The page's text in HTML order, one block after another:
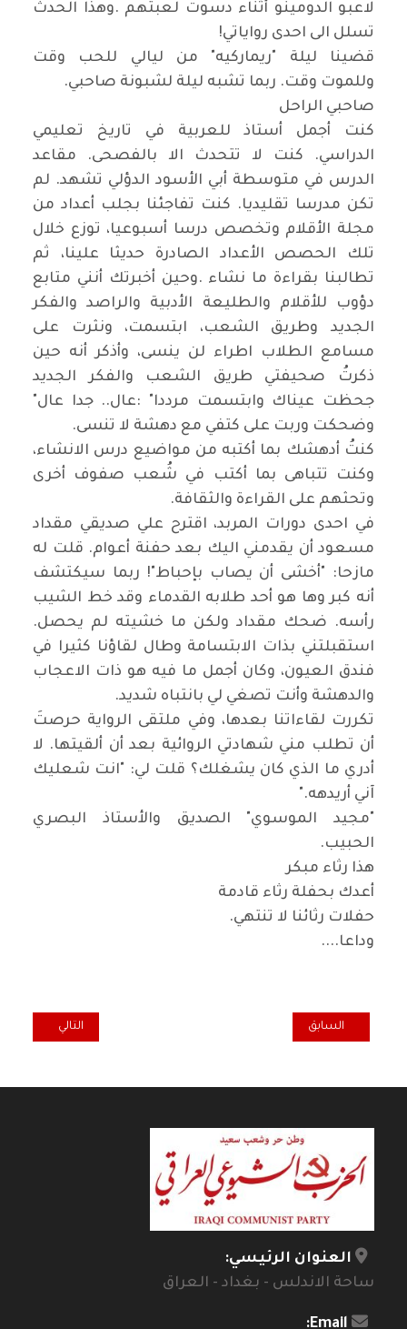
لاعبو الدومينو أثناء دسوت لعبتهم .وهذا الحدث
تسلل الى احدى رواياتي!
قضينا ليلة "ريماركيه" من ليالي للحب وقت
وللموت وقت. ربما تشبه ليلة لشبونة صاحبي.
صاحبي الراحل
كنت أجمل أستاذ للعربية في تاريخ تعليمي
الدراسي. كنت لا تتحدث الا بالفصحى. مقاعد
الدرس في متوسطة أبي الأسود الدؤلي تشهد. لم
تكن مدرسا تقليديا. كنت تفاجئنا بجلب أعداد من
مجلة الأقلام وتخصص درسا أسبوعيا، توزع خلال
تلك الحصص الأعداد الصادرة حديثا علينا، ثم
تطالبنا بقراءة ما نشاء .وحين أخبرتك أنني متابع
دؤوب للأقلام والطليعة الأدبية والراصد والفكر
الجديد وطريق الشعب، ابتسمت، ونثرت على
مسامع الطلاب اطراء لن ينسى، وأذكر أنه حين
ذكرتُ صحيفتي طريق الشعب والفكر الجديد
جحظت عيناك وابتسمت مرددا
: "عال.. جدا عال"
وضحكت وربت على كتفي مع دهشة لا تنسى.
كنتُ أدهشك بما أكتبه من مواضيع درس الانشاء،
وكنت تتباهى بما أكتب في شُعب صفوف أخرى
وتحثهم على القراءة والثقافة.
في احدى دورات المربد، اقترح علي صديقي مقداد
مسعود أن يقدمني اليك بعد حفنة أعوام. قلت له
مازحا: "أخشى أن يصاب بإحباط"! ربما سيكتشف
أنه كبر وها هو أحد طلابه القدماء وقد خط الشيب
رأسه. ضحك مقداد ولكن ما خشيته لم يحصل.
استقبلتني بذات الابتسامة وطال لقاؤنا كثيرا في
فندق العيون، وكان أجمل ما فيه هو ذات الاعجاب
والدهشة وأنت تصغي لي بانتباه شديد.
تكررت لقاءاتنا بعدها، وفي ملتقى الرواية حرصتَ
أن تطلب مني شهادتي الروائية بعد أن ألقيتها. لا
أدري ما الذي كان يشغلك؟ قلت لي: "انت شعليك
آني أريدهه".
مجيد الموسوي" الصديق والأستاذ البصري
الحبيب.
هذا رثاء مبكر
أعدك بحفلة رثاء قادمة
حفلات رثائنا لا تنتهي.
وداعا....
المقال السابق: همسة.. العالم وين .. والعراق وين؟
السابق المقال التالي:
التالي
العنوان الرئيسي:
ساحة الاندلس - بغداد - العراق
Email: